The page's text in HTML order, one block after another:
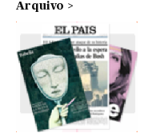
Arquivo